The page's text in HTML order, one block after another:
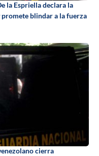
la Espriella declara la
blindar a la fuerza
cierra